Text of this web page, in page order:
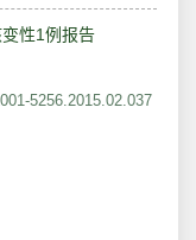
性1例报告
5256.2015.02.037